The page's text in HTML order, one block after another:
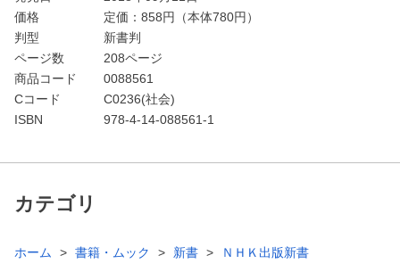
価格
定価： 858円（本体780円）
判型
新書判
ページ数
208ページ
商品コード
0088561
Cコード
C0236(社会)
ISBN
978-4-14-088561-1
カテゴリ
ホーム 書籍・ムック 新書 ＮＨＫ出版新書